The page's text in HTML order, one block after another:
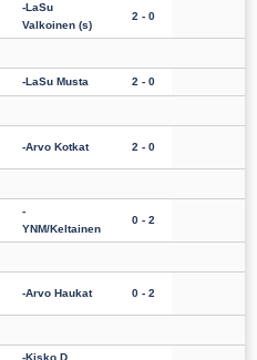
LaSu
Valkoinen (s)
2 - 0
LaSu Musta 2 - 0
Arvo Kotkat 2 - 0
YNM/Keltainen
0 - 2
Arvo Haukat 0 - 2